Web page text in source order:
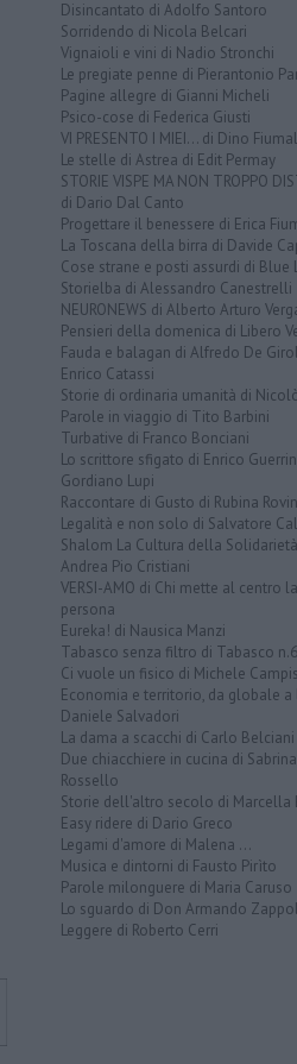
Disincantato di Adolfo Santoro
Sorridendo di Nicola Belcari
Vignaioli e vini di Nadio Stronchi
Le pregiate penne di Pierantonio
Pagine allegre di Gianni Micheli
Psico-cose di Federica Giusti
VI PRESENTO I MIEI... di Dino
Le stelle di Astrea di Edit Permay
STORIE VISPE MA NON TROPPO
di Dario Dal Canto
Progettare il benessere di Erica
La Toscana della birra di Davide
Cose strane e posti assurdi di Blue
Storielba di Alessandro Canestrelli
NEURONEWS di Alberto Arturo
Pensieri della domenica di Libero
Fauda e balagan di Alfredo De
Enrico Catassi
Storie di ordinaria umanità di
Parole in viaggio di Tito Barbini
Turbative di Franco Bonciani
Lo scrittore sfigato di Enrico
Gordiano Lupi
Raccontare di Gusto di Rubina
Legalità e non solo di Salvatore
Shalom La Cultura della
Andrea Pio Cristiani
VERSI-AMO di Chi mette al centro la
persona
Eureka! di Nausica Manzi
Tabasco senza filtro di Tabasco n.6
Ci vuole un fisico di Michele
Economia e territorio, da globale
Daniele Salvadori
La dama a scacchi di Carlo Belciani
Due chiacchiere in cucina di Sabrina
Rossello
Storie dell'altro secolo di Marcella
Easy ridere di Dario Greco
Legami d'amore di Malena ...
Musica e dintorni di Fausto Pirìto
Parole milonguere di Maria Caruso
Lo sguardo di Don Armando
Leggere di Roberto Cerri